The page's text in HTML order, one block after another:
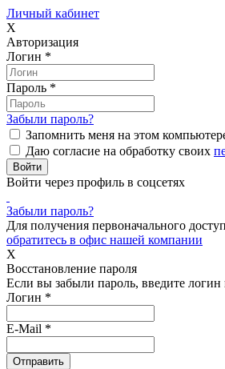
Личный кабинет
X
Авторизация
Логин *
Пароль *
Забыли пароль?
Запомнить меня на этом
Даю согласие на обработку своих
Войти через профиль в соцсетях
Забыли пароль?
Для получения первоначального
обратитесь в офис нашей компании
X
Восстановление пароля
Если вы забыли пароль, введите
Логин *
E-Mail *